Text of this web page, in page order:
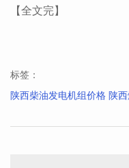
【全文完】
标签：
陕西柴油发电机组价格 陕